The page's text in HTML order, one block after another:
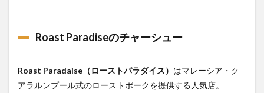
Roast Paradiseのチャーシュー
Roast Paradaise（ローストパラダイス） はマレーシア・ク
アラルンプール式のローストポークを提供する人気店。